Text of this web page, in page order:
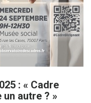
: « Cadre
autre ? »